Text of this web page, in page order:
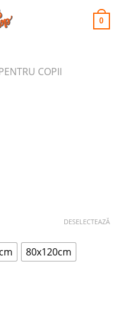
0
COPII
80x120cm
DESELECTEAZĂ